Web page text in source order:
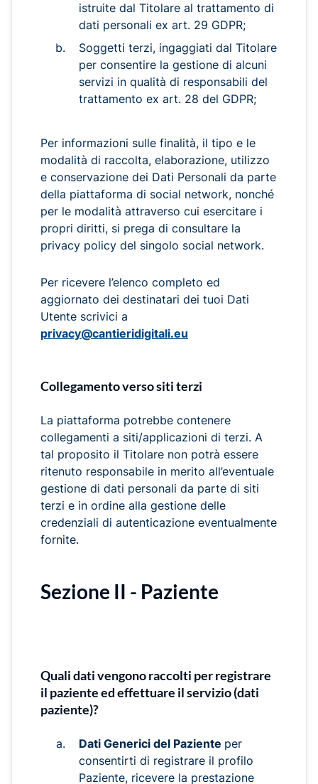
istruite dal Titolare al trattamento di
dati personali ex art. 29 GDPR;
Soggetti terzi, ingaggiati dal Titolare
per consentire la gestione di alcuni
servizi in qualità di responsabili del
trattamento ex art. 28 del GDPR;
Per informazioni sulle finalità, il tipo e le
modalità di raccolta, elaborazione, utilizzo
e conservazione dei Dati Personali da parte
della piattaforma di social network, nonché
per le modalità attraverso cui esercitare i
propri diritti, si prega di consultare la
privacy policy del singolo social network.
Per ricevere l’elenco completo ed
aggiornato dei destinatari dei tuoi Dati
Utente scrivici a
privacy@cantieridigitali.eu
Collegamento verso siti terzi
La piattaforma potrebbe contenere
collegamenti a siti/applicazioni di terzi. A
tal proposito il Titolare non potrà essere
ritenuto responsabile in merito all’eventuale
gestione di dati personali da parte di siti
terzi e in ordine alla gestione delle
credenziali di autenticazione eventualmente
fornite.
Sezione II - Paziente
Quali dati vengono raccolti per registrare
il paziente ed effettuare il servizio (dati
paziente)?
Dati Generici del Paziente per
consentirti di registrare il profilo
Paziente, ricevere la prestazione